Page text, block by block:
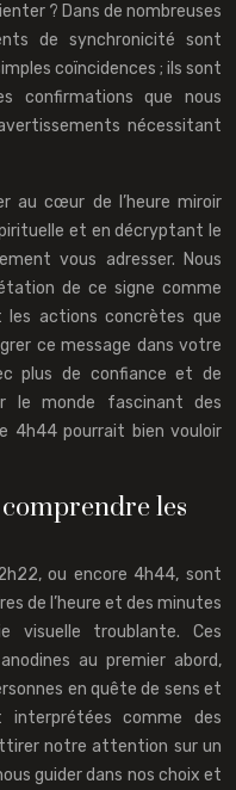
? Dans de nombreuses
de synchronicité sont
coïncidences ; ils sont
confirmations que nous
nécessitant
au cœur de l’heure miroir
et en décryptant le
vous adresser. Nous
de ce signe comme
actions concrètes que
ce message dans votre
plus de confiance et de
le monde fascinant des
4h44 pourrait bien vouloir
les
ou encore 4h44, sont
de l’heure et des minutes
visuelle troublante. Ces
au premier abord,
en quête de sens et
interprétées comme des
notre attention sur un
guider dans nos choix et